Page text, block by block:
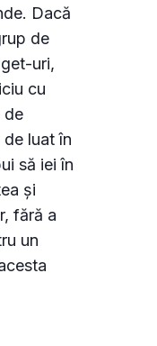
Dacă
de
uri,
cu
de
luat în
să iei în
și
fără a
un